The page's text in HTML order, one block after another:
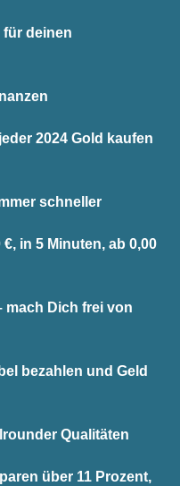
für deinen
2024 Gold kaufen
schneller
in 5 Minuten, ab 0,00
mach Dich frei von
bezahlen und Geld
Qualitäten
über 11 Prozent,